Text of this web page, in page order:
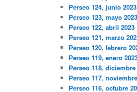
Perseo 124, junio 2023
Perseo 123, mayo 2023
Perseo 122, abril 2023
Perseo 121, marzo
Perseo 120, febrero
Perseo 119, enero
Perseo 118, diciembre
Perseo 117,
Perseo 116, octubre